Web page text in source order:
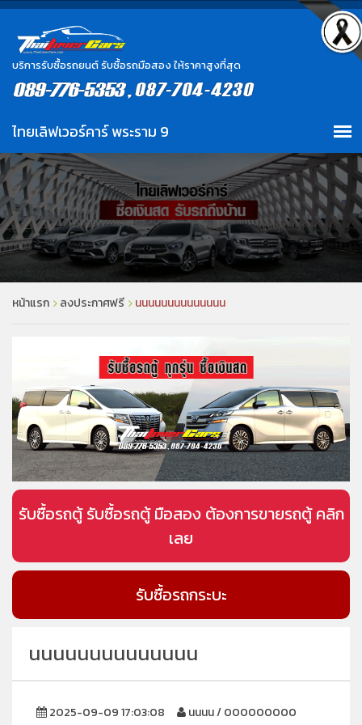
บริการรับซื้อรถยนต์ รับซื้อรถมือสอง ให้ราคาสูงที่สุด
หน้าแรก ลงประกาศฟรี นนนนนนนนนนนนนน
รับซื้อรถตู้ รับซื้อรถตู้ มือสอง ต้องการขายรถตู้ คลิก
เลย
รับซื้อรถกระบะ
นนนนนนนนนนนนนน
2025-09-09 17:03:08 นนนน / 000000000